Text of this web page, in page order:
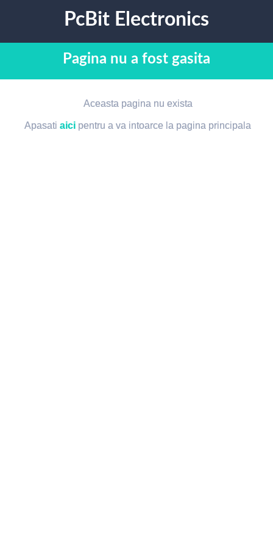
PcBit Electronics
Pagina nu a fost gasita
Aceasta pagina nu exista
Apasatiaici pentru a va intoarce la pagina principala